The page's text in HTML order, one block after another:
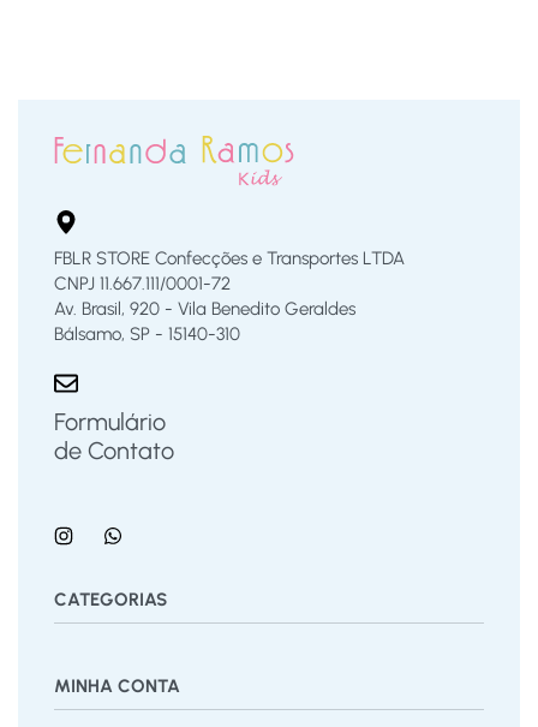
FBLR STORE Confecções e Transportes LTDA
CNPJ 11.667.111/0001-72
Av. Brasil, 920 - Vila Benedito Geraldes
Bálsamo, SP - 15140-310
Formulário
de Contato
CATEGORIAS
MINHA CONTA